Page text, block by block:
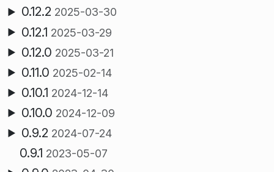
0.12.2 2025-03-30
0.12.1 2025-03-29
0.12.0 2025-03-21
0.11.0 2025-02-14
0.10.1 2024-12-14
0.10.0 2024-12-09
0.9.2 2024-07-24
0.9.1 2023-05-07